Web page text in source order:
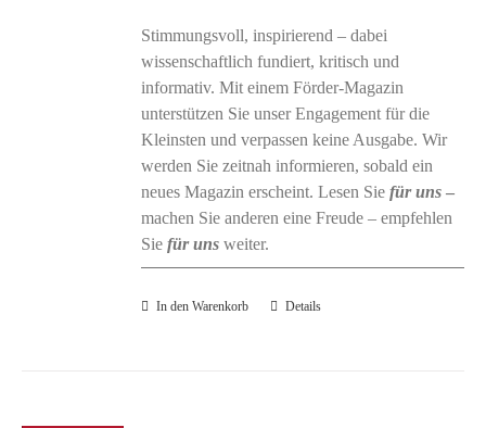
Stimmungsvoll, inspirierend – dabei
wissenschaftlich fundiert, kritisch und
informativ. Mit einem Förder-Magazin
unterstützen Sie unser Engagement für die
Kleinsten und verpassen keine Ausgabe. Wir
werden Sie zeitnah informieren, sobald ein
neues Magazin erscheint. Lesen Siefür uns–
machen Sie anderen eine Freude – empfehlen
Siefür uns weiter.
In den Warenkorb Details